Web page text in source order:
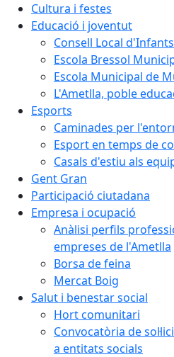
Cultura i festes
Educació i joventut
Consell Local d'Infants
Escola Bressol
Escola Municipal de
L'Ametlla, poble
Esports
Caminades per
Esport en temps de
Casals d'estiu als
Gent Gran
Participació ciutadana
Empresa i ocupació
Anàlisi perfils
empreses de l'Ametlla
Borsa de feina
Mercat Boig
Salut i benestar social
Hort comunitari
Convocatòria de
a entitats socials